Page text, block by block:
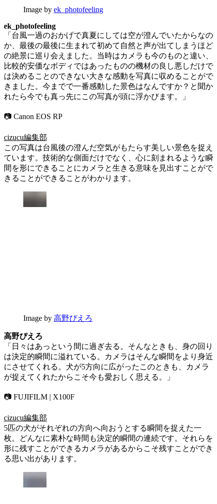
Image by ek_photofeeling
ek_photofeeling
「台風一過のおかげで真夏にしては空が澄んでいたからなの
か、最後の最後に生まれて初めて自然と声が出てしまうほど
の絶景に巡り会えました。当時はカメラも今のものと違い、
比較的安価なボディではあったものの機材の良し悪しだけで
は決めることのできない大きな感動を写真に収めることがで
きました。今までで一番感動した景色はなんですか？と聞か
れたら今でも真っ先にこの写真が頭に浮かびます。」
📷 Canon EOS RP
cizucu編集部
この写真は台風後の澄んだ空気がもたらす美しい景色を捉え
ています。技術的な側面だけでなく、心に刻まれるような瞬
間を形にできることにカメラと生きる意味を見出すことがで
きることができることがわかります。
Image by 高野ぴえろ
高野ぴえろ
「日々はあっという間に過ぎ去る。そんなときも、身の回り
は決定的瞬間に溢れている。カメラはそんな瞬間をより身近
にさせてくれる。犬が5方向に広がったこのときも、カメラ
が捉えてくれたからこそ今も愛おしく思える。」
📷 FUJIFILM | X100F
cizucu編集部
5匹の犬がそれぞれの方向へ向おうとする瞬間を捉えた一
枚。どんなに素朴な時間も決定的瞬間の連続です。それらを
形に残すことができるカメラがあるからこそ残すことができ
る思い出があります。